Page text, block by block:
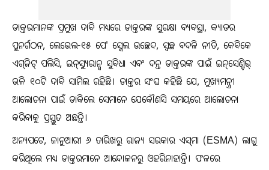
ଡାକ୍ତରମାନଙ୍କ ପ୍ରମୁଖ ଦାବି ମଧ୍ୟରେ ଡାକ୍ତରଙ୍କ ସୁରକ୍ଷା ବ୍ୟବସ୍ଥା, କ୍ୟାଡର
ପୁନର୍ଗଠନ, ଲେଭେଲ-୧୫ ପେ' ସ୍କେଲ ଉଚ୍ଛେଦ, ସ୍ୱଚ୍ଛ ବଦଳି ନୀତି, କେବିକେ
ଏଗ୍‌ଜିଟ୍ ପଲିସି, ଇନ୍‌ସ୍ୟୁରାନ୍ସ ସୁବିଧା ଏବଂ ଦନ୍ତ ଡାକ୍ତରଙ୍କ ପାଇଁ ଇନ୍‌ସେଣ୍ଟିଭ୍‌
ଭଳି ୧୦ଟି ଦାବି ସାମିଲ ରହିଛି। ଡାକ୍ତର ସଂଘ କହିଛି ଯେ, ମୁଖ୍ୟମନ୍ତ୍ରୀ
ଆଲୋଚନା ପାଇଁ ଡାକିଲେ ସେମାନେ ଯେକୌଣସି ସମୟରେ ଆଲୋଚନା
କରିବାକୁ ପ୍ରସ୍ତୁତ ଅଛନ୍ତି।
ଅନ୍ୟପଟେ, ଜାନୁଆରୀ ୬ ତାରିଖରୁ ରାଜ୍ୟ ସରକାର ଏସ୍‌ମା (ESMA) ଲାଗୁ
କରିଥିଲେ ମଧ୍ୟ ଡାକ୍ତରମାନେ ଆନ୍ଦୋଳନରୁ ଓହରିନାହାନ୍ତି। ଫଳରେ